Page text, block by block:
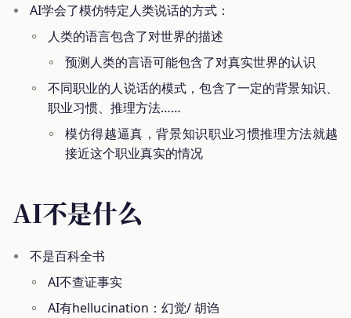
AI学会了模仿特定人类说话的方式：
人类的语言包含了对世界的描述
预测人类的言语可能包含了对真实世界的认识
不同职业的人说话的模式，包含了一定的背景知识、
职业习惯、推理方法……
模仿得越逼真，背景知识职业习惯推理方法就越
接近这个职业真实的情况
AI不是什么
不是百科全书
AI不查证事实
AI有hellucination：幻觉/ 胡诌